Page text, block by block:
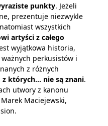
punkty. Jeżeli
prezentuje niezwykle
wszystkich
artyści z całego
wyjątkowa historia,
perkusistów i
z różnych
z których... nie są znani.
utwory z kanonu
Maciejewski,